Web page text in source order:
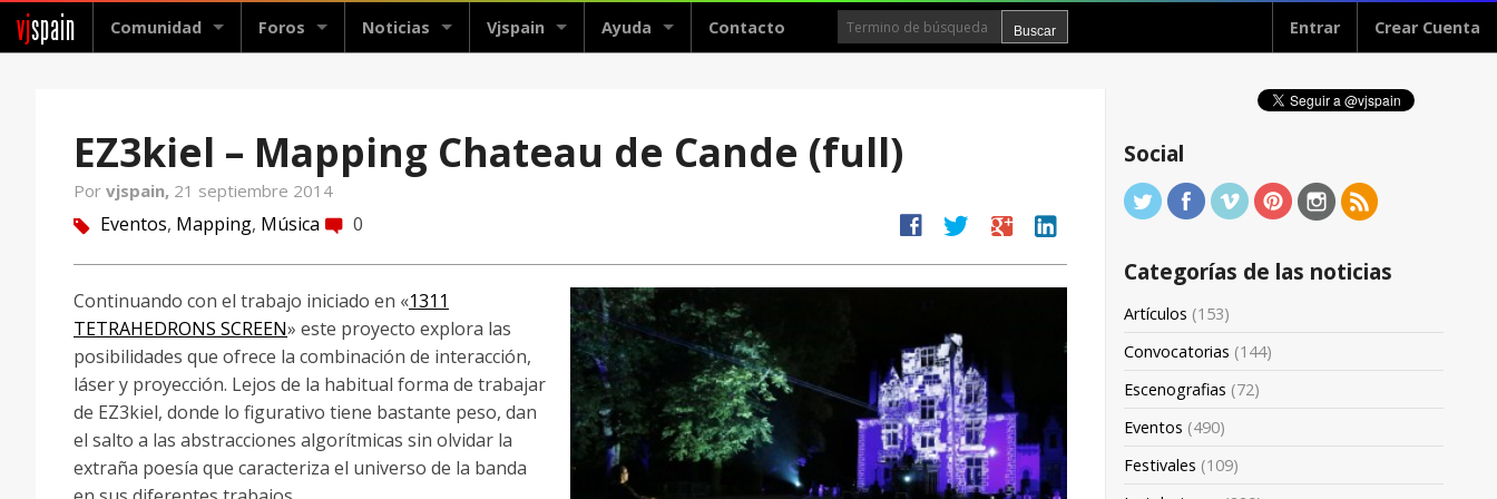
vjspain Comunidad Foros Noticias Vjspain Ayuda Contacto Entrar Crear Cuenta
EZ3kiel – Mapping Chateau de Cande (full)
Por vjspain, 21 septiembre 2014
tag Eventos, Mapping, Música comment 0 facebook twitter google linkedin
Continuando con el trabajo iniciado en «1311
TETRAHEDRONS SCREEN» este proyecto explora las
posibilidades que ofrece la combinación de interacción,
láser y proyección. Lejos de la habitual forma de trabajar
de EZ3kiel, donde lo figurativo tiene bastante peso, dan
el salto a las abstracciones algorítmicas sin olvidar la
extraña poesía que caracteriza el universo de la banda
Social
Categorías de las noticias
Artículos (153)
Convocatorias (144)
Escenografias (72)
Eventos (490)
Festivales (109)